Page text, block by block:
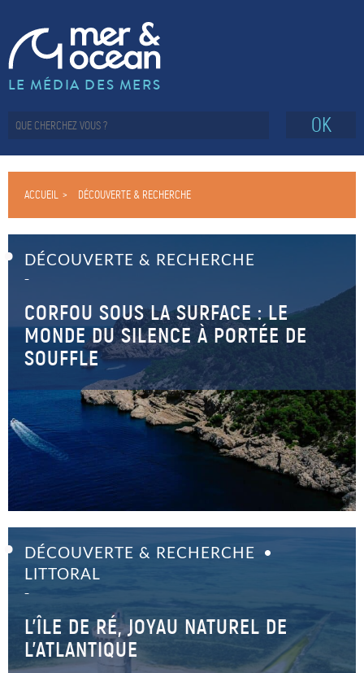
LE MÉDIA DES MERS
OK
ACCUEIL DÉCOUVERTE & RECHERCHE
DÉCOUVERTE & RECHERCHE
–
CORFOU SOUS LA SURFACE : LE
MONDE DU SILENCE À PORTÉE DE
SOUFFLE
DÉCOUVERTE & RECHERCHE
LITTORAL
–
L’ÎLE DE RÉ, JOYAU NATUREL DE
L’ATLANTIQUE